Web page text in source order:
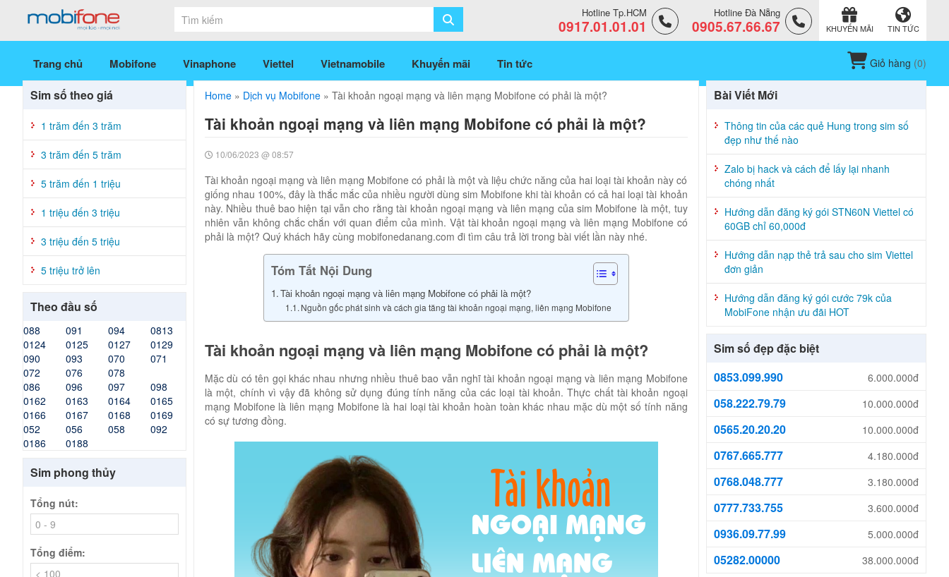
Hotline Tp.HCM
0917.01.01.01
Hotline Đà Nẵng
0905.67.66.67 KHUYẾN MÃI TIN TỨC
Trang chủ Mobifone Vinaphone Viettel Vietnamobile Khuyến mãi Tin tức Giỏ hàng (0)
Home» Dịch vụ Mobifone» Tài khoản ngoại mạng và liên mạng Mobifone có phải là một?
Tài khoản ngoại mạng và liên mạng Mobifone có phải là một?
10/06/2023 @ 08:57
Tài khoản ngoại mạng và liên mạng Mobifone có phải là một và liệu chức năng của hai loại tài khoản này có
giống nhau 100%, đây là thắc mắc của nhiều người dùng sim Mobifone khi tài khoản có cả hai loại tài khoản
này. Nhiều thuê bao hiện tại vẫn cho rằng tài khoản ngoại mạng và liên mạng của sim Mobifone là một, tuy
nhiên vẫn không chắc chắn với quan điểm của mình. Vật tài khoản ngoại mạng và liên mạng Mobifone có
phải là một? Quý khách hãy cùng mobifonedanang.com đi tìm câu trả lời trong bài viết lần này nhé.
Tóm Tắt Nội Dung
Tài khoản ngoại mạng và liên mạng Mobifone có phải là một?
Nguồn gốc phát sinh và cách gia tăng tài khoản ngoại mạng, liên mạng Mobifone
Tài khoản ngoại mạng và liên mạng Mobifone có phải là một?
Mặc dù có tên gọi khác nhau nhưng nhiều thuê bao vẫn nghĩ tài khoản ngoại mạng và liên mạng Mobifone
là một, chính vì vậy đã không sử dụng đúng tính năng của các loại tài khoản. Thực chất tài khoản ngoại
mạng Mobifone là liên mạng Mobifone là hai loại tài khoản hoàn toàn khác nhau mặc dù một số tính năng
có sự tương đồng.
Sim số theo giá
1 trăm đến 3 trăm
3 trăm đến 5 trăm
5 trăm đến 1 triệu
1 triệu đến 3 triệu
3 triệu đến 5 triệu
5 triệu trở lên
Theo đầu số
088 091 094
0813
0124
0125 0127
0129
090
093 070
071
072
076
078
086
096 097
098
0162
0163 0164
0165
0166
0167 0168
0169
052
056 058
092
0186
0188
Sim phong thủy
Tổng nút:
Tổng điểm:
Bài Viết Mới
Thông tin của các quẻ Hung trong sim số
đẹp như thế nào
Zalo bị hack và cách để lấy lại nhanh
chóng nhất
Hướng dẫn đăng ký gói STN60N Viettel có
60GB chỉ 60,000đ
Hướng dẫn nạp thẻ trả sau cho sim Viettel
đơn giản
Hướng dẫn đăng ký gói cước 79k của
MobiFone nhận ưu đãi HOT
Sim số đẹp đặc biệt
0853.099.990
6.000.000đ
058.222.79.79 10.000.000đ
0565.20.20.20 10.000.000đ
0767.665.777 4.180.000đ
0768.048.777 3.180.000đ
0777.733.755 3.600.000đ
0936.09.77.99 5.000.000đ
05282.00000 38.000.000đ